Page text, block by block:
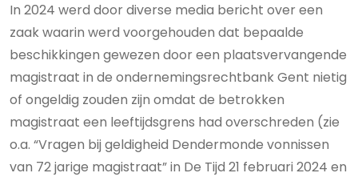
In 2024 werd door diverse media bericht over een
zaak waarin werd voorgehouden dat bepaalde
beschikkingen gewezen door een plaatsvervangende
magistraat in de ondernemingsrechtbank Gent nietig
of ongeldig zouden zijn omdat de betrokken
magistraat een leeftijdsgrens had overschreden (zie
o.a. “Vragen bij geldigheid Dendermonde vonnissen
van 72 jarige magistraat” in De Tijd 21 februari 2024 en